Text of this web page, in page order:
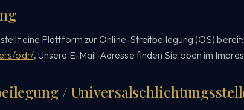
eine Plattform zur Online-Streitbeilegung (OS) bereit:
odr/. Unsere E-Mail-Adresse finden Sie oben im
/